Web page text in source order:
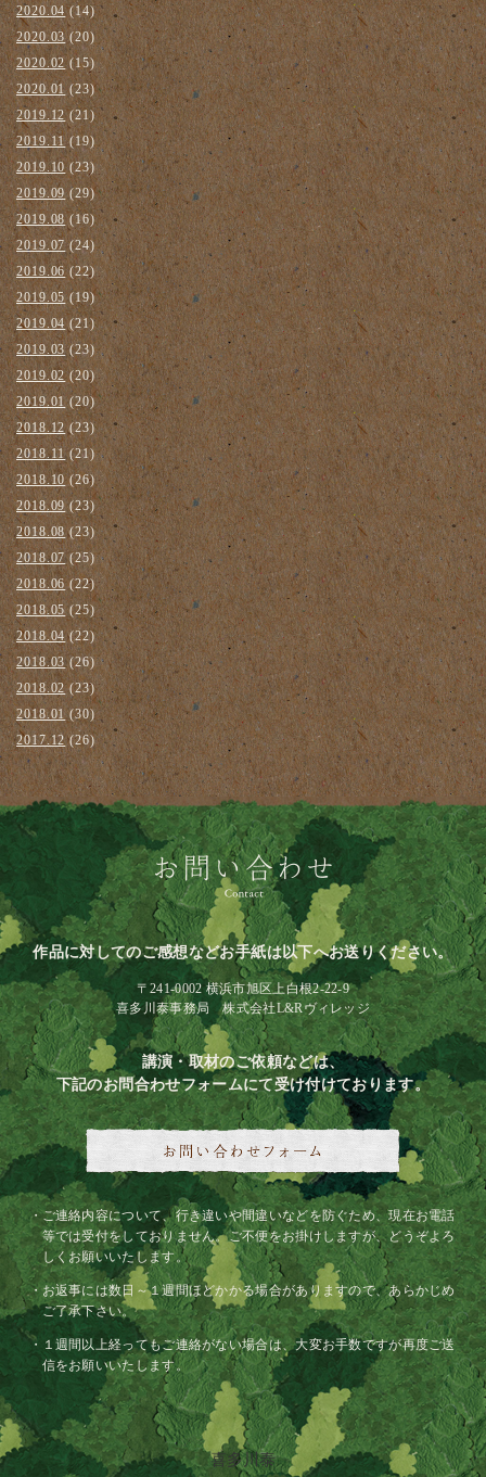
2020.04(14)
2020.03 (20)
2020.02(15)
2020.01 (23)
2019.12(21)
2019.11(19)
2019.10(23)
2019.09 (29)
2019.08(16)
2019.07(24)
2019.06(22)
2019.05 (19)
2019.04(21)
2019.03(23)
2019.02(20)
2019.01 (20)
2018.12(23)
2018.11(21)
2018.10(26)
2018.09(23)
2018.08 (23)
2018.07(25)
2018.06(22)
2018.05(25)
2018.04 (22)
2018.03(26)
2018.02 (23)
2018.01 (30)
2017.12(26)
作品に対してのご感想などお手紙は以下へお送りください。
〒241-0002 横浜市旭区上白根2-22-9
喜多川泰事務局 株式会社L&Rヴィレッジ
講演・取材のご依頼などは、
下記のお問合わせフォームにて受け付けております。
ご連絡内容について、行き違いや間違いなどを防ぐため、現在お電話
等では受付をしておりません。ご不便をお掛けしますが、どうぞよろ
しくお願いいたします。
お返事には数日～１週間ほどかかる場合がありますので、あらかじめ
ご了承下さい。
１週間以上経ってもご連絡がない場合は、大変お手数ですが再度ご送
信をお願いいたします。
喜多川泰